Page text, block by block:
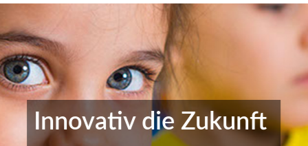
Innovativ die Zukunft